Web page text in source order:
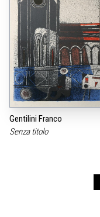
Gentilini Franco
Senza titolo